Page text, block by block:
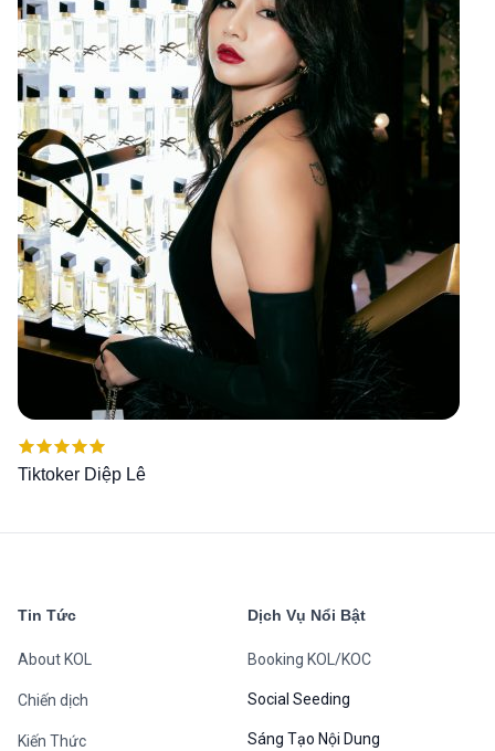
Tiktoker Diệp Lê
Được xếp
Tin Tức
About KOL
Chiến dịch
Kiến Thức
Dịch Vụ Nổi Bật
Booking KOL/KOC
Social Seeding
Sáng Tạo Nội Dung